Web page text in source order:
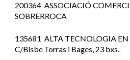
200364 ASSOCIACIÓ
SOBRERROCA
135681 ALTA TECNOLOGIA
C/Bisbe Torras i Bages, 23 bxs.-